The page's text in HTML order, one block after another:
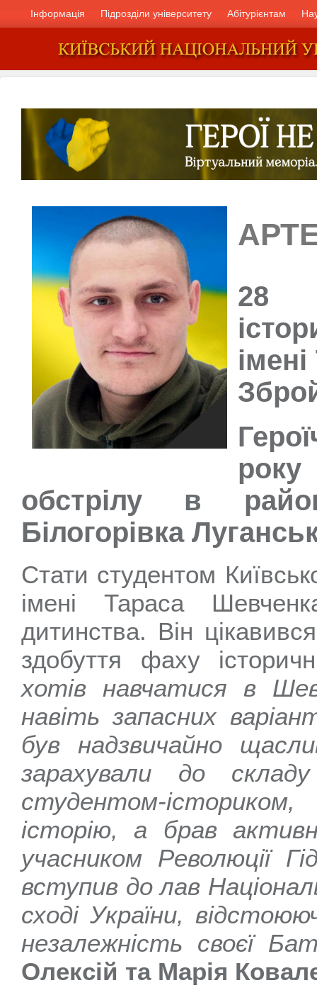
Інформація Підрозділи університету Абітурієнтам
28
року
обстрілу в
Білогорівка
Стати студентом
імені Тараса
дитинства. Він
здобуття фаху
хотів навчатися в
навіть запасних
був надзвичайно
зарахували до
студентом-
історію, а брав
учасником Революції
вступив до лав
сході України,
незалежність своєї
Олексій та Марія